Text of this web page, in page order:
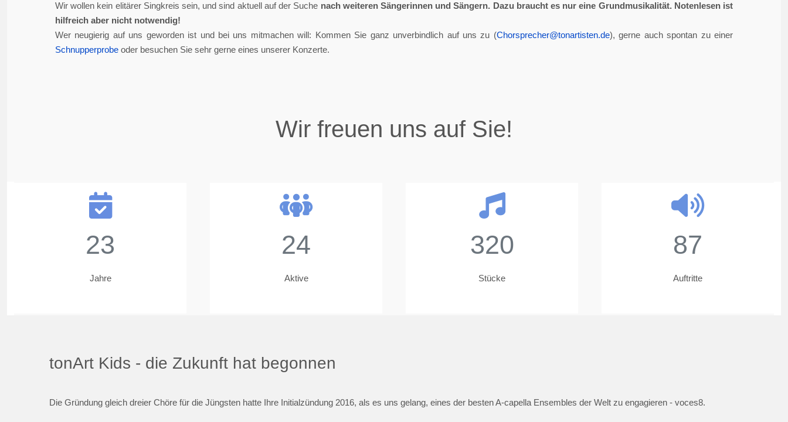
Wir wollen kein elitärer Singkreis sein, und sind aktuell auf der Suche nach weiteren Sängerinnen und Sängern. Dazu braucht es nur eine Grundmusikalität. Notenlesen ist
hilfreich aber nicht notwendig!
Wer neugierig auf uns geworden ist und bei uns mitmachen will: Kommen Sie ganz unverbindlich auf uns zu (Chorsprecher@tonartisten.de), gerne auch spontan zu einer
Schnupperprobe oder besuchen Sie sehr gerne eines unserer Konzerte.
Wir freuen uns auf Sie!
23
Jahre
24
Aktive
320
Stücke
87
Auftritte
tonArt Kids - die Zukunft hat begonnen
Die Gründung gleich dreier Chöre für die Jüngsten hatte Ihre Initialzündung 2016, als es uns gelang, eines der besten A-capella Ensembles der Welt zu engagieren - voces8.